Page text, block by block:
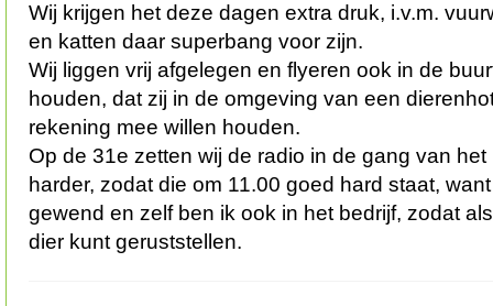
Wij krijgen het deze dagen extra druk, i.v.m.
en katten daar superbang voor zijn.
Wij liggen vrij afgelegen en flyeren ook in de
houden, dat zij in de omgeving van een
rekening mee willen houden.
Op de 31e zetten wij de radio in de gang van
harder, zodat die om 11.00 goed hard staat,
gewend en zelf ben ik ook in het bedrijf, zodat
dier kunt geruststellen.